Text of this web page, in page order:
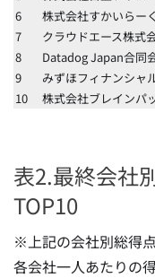
6
株式会社すかいらー
7
クラウドエース株式
8
Datadog Japan合同
9
みずほフィナンシャ
10
株式会社ブレインパ
表2.最終会社
TOP10
※上記の会社別総得
各会社一人あたりの